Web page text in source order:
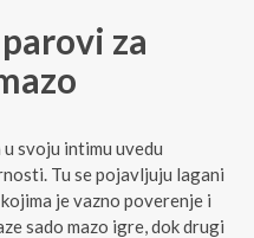
za
svoju intimu uvedu
Tu se pojavljuju lagani
je vazno poverenje i
sado mazo igre, dok drugi